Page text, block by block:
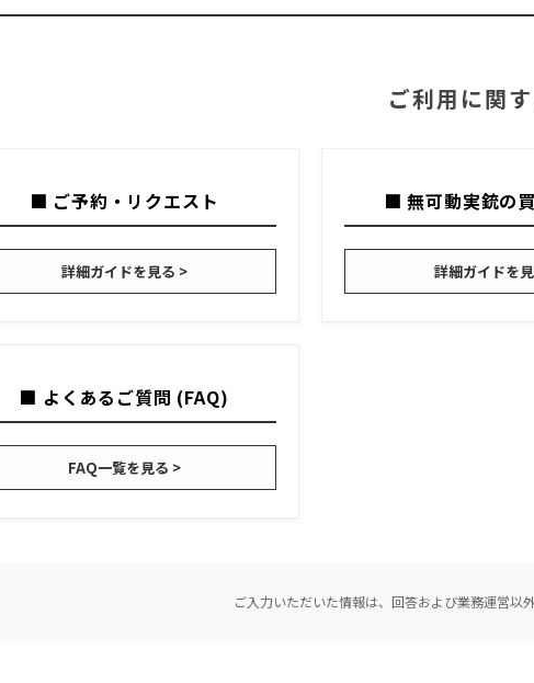
ご利用に関
■ ご予約・リクエスト
詳細ガイドを見る >
■ 無可動実銃の
詳細ガイドを
■ よくあるご質問 (FAQ)
FAQ一覧を見る >
ご入力いただいた情報は、回答および業務運営以